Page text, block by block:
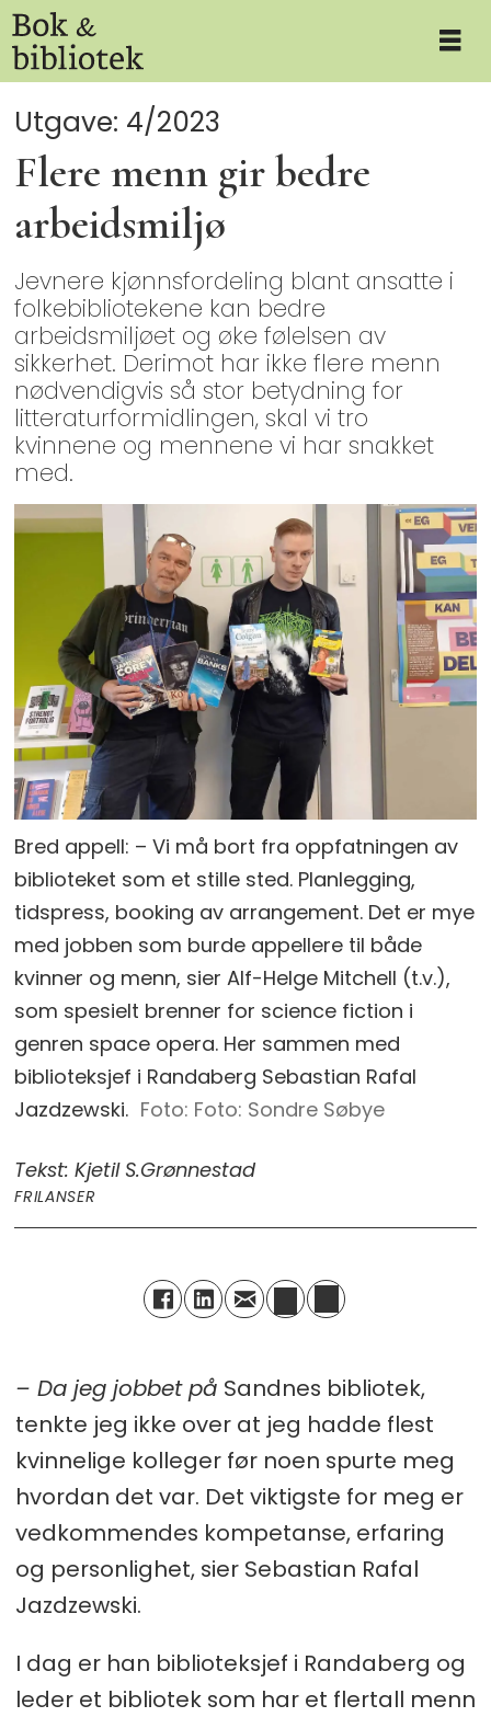
Utgave: 4/2023
Flere menn gir bedre
arbeidsmiljø
Jevnere kjønnsfordeling blant ansatte i
folkebibliotekene kan bedre
arbeidsmiljøet og øke følelsen av
sikkerhet. Derimot har ikke flere menn
nødvendigvis så stor betydning for
litteraturformidlingen, skal vi tro
kvinnene og mennene vi har snakket
med.
Bred appell: – Vi må bort fra oppfatningen av
biblioteket som et stille sted. Planlegging,
tidspress, booking av arrangement. Det er mye
med jobben som burde appellere til både
kvinner og menn, sier Alf-Helge Mitchell (t.v.),
som spesielt brenner for science fiction i
genren space opera. Her sammen med
biblioteksjef i Randaberg Sebastian Rafal
Jazdzewski.
Foto: Sondre Søbye
Tekst: Kjetil S.Grønnestad
FRILANSER
– Da jeg jobbet på Sandnes bibliotek,
tenkte jeg ikke over at jeg hadde flest
kvinnelige kolleger før noen spurte meg
hvordan det var. Det viktigste for meg er
vedkommendes kompetanse, erfaring
og personlighet, sier Sebastian Rafal
Jazdzewski.
I dag er han biblioteksjef i Randaberg og
leder et bibliotek som har et flertall menn